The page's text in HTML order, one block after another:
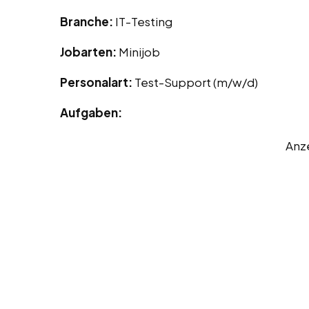
Branche: IT-Testing
Jobarten: Minijob
Personalart: Test-Support (m/w/d)
Aufgaben: